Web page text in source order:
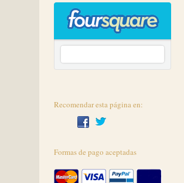
Recomendar esta página en:
Formas de pago aceptadas